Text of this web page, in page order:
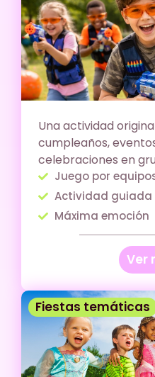
Una actividad
cumpleaños,
celebraciones en
Juego por
Actividad guiada
Máxima emoción
Ver
Fiestas temáticas